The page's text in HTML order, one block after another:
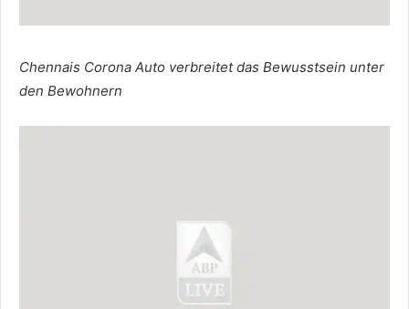
Chennais Corona Auto verbreitet das Bewusstsein unter
den Bewohnern